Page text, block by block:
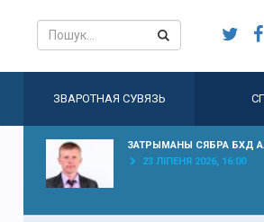
ЗВАРОТНАЯ СУВЯЗЬ
ЗАТРЫМАНЫ СЯБРА БХД
23 ЛІПЕНЯ 2026, 16:00